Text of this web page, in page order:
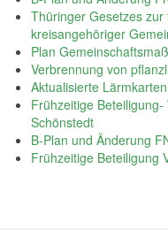
Thüringer Gesetzes
kreisangehöriger
Plan
Verbrennung von
Aktualisierte
Frühzeitige Beteiligung-
Schönstedt
B-Plan und Änderung
Frühzeitige Beteiligung